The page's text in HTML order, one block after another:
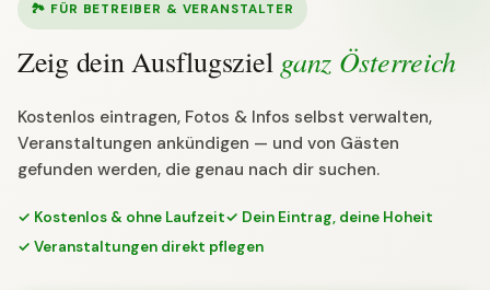
🏞 FÜR BETREIBER & VERANSTALTER
Zeig dein Ausflugsziel ganz Österreich
Kostenlos eintragen, Fotos & Infos selbst verwalten,
Veranstaltungen ankündigen — und von Gästen
gefunden werden, die genau nach dir suchen.
✓ Kostenlos & ohne Laufzeit✓ Dein Eintrag, deine Hoheit
✓ Veranstaltungen direkt pflegen